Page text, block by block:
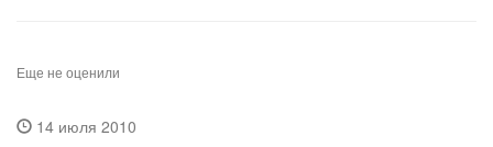
Еще не оценили
14 июля 2010